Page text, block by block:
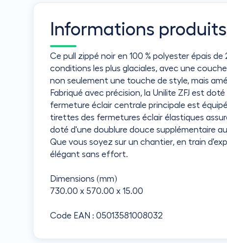
Informations produits
Ce pull zippé noir en 100 % polyester épais
conditions les plus glaciales, avec une
non seulement une touche de style, mais
Fabriqué avec précision, la Unilite ZFJ est
fermeture éclair centrale principale est
tirettes des fermetures éclair élastiques
doté d'une doublure douce supplémentaire
Que vous soyez sur un chantier, en train
élégant sans effort.
Dimensions (mm)
730.00 x 570.00 x 15.00
Code EAN : 05013581008032